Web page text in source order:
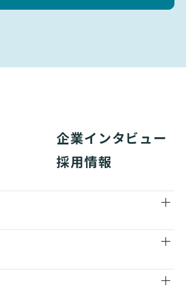
企業インタビュー
採用情報